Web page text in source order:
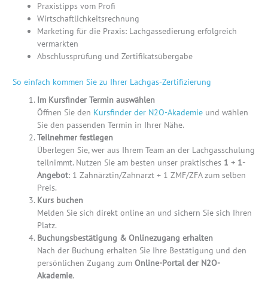
Praxistipps vom Profi
Wirtschaftlichkeitsrechnung
Marketing für die Praxis: Lachgassedierung erfolgreich
vermarkten
Abschlussprüfung und Zertifikatsübergabe
So einfach kommen Sie zu Ihrer Lachgas-Zertifizierung
Im Kursfinder Termin auswählen
Öffnen Sie den Kursfinder der N2O-Akademie und wählen
Sie den passenden Termin in Ihrer Nähe.
Teilnehmer festlegen
Überlegen Sie, wer aus Ihrem Team an der Lachgasschulung
teilnimmt. Nutzen Sie am besten unser praktisches 1 + 1-
Angebot: 1 Zahnärztin/Zahnarzt + 1 ZMF/ZFA zum selben
Preis.
Kurs buchen
Melden Sie sich direkt online an und sichern Sie sich Ihren
Platz.
Buchungsbestätigung & Onlinezugang erhalten
Nach der Buchung erhalten Sie Ihre Bestätigung und den
persönlichen Zugang zumOnline-Portal der N2O-
Akademie.